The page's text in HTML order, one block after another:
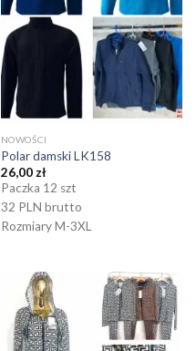
NOWOŚCI
Polar damski LK158
26,00 zł
Paczka 12 szt
32 PLN brutto
Rozmiary M-3XL